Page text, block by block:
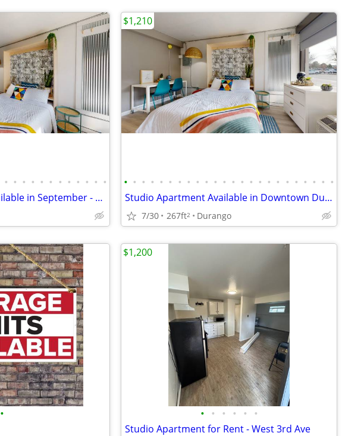
• • • • • • • • • • • •
Studio Apartments available in September - River Views!
• • • • • • • • • • • • • • • • • • • • • • • •
Studio Apartment Available in Downtown Durango on the River!
7/30 267ft2 Durango
$1,210
• • • • • • •
Studio Apartment for Rent - West 3rd Ave
$1,200